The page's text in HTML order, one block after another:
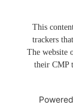
This
trackers
The website
their CMP